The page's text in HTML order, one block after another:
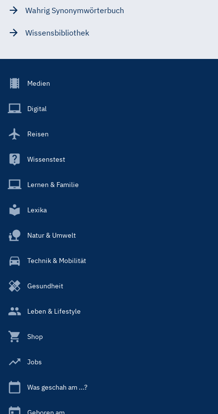
Wahrig Synonymwörterbuch
Wissensbibliothek
Footer
Main
Medien
Digital
Reisen
Wissenstest
Lernen & Familie
Lexika
Natur & Umwelt
Technik & Mobilität
Gesundheit
Leben & Lifestyle
Shop
Jobs
Was geschah am ...?